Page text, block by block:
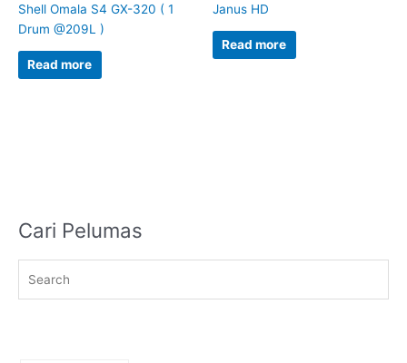
Shell Omala S4 GX-320 ( 1
Drum @209L )
Read more
Janus HD
Read more
Cari Pelumas